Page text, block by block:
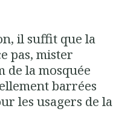
il suffit que la
pas, mister
de la mosquée
barrées
les usagers de la